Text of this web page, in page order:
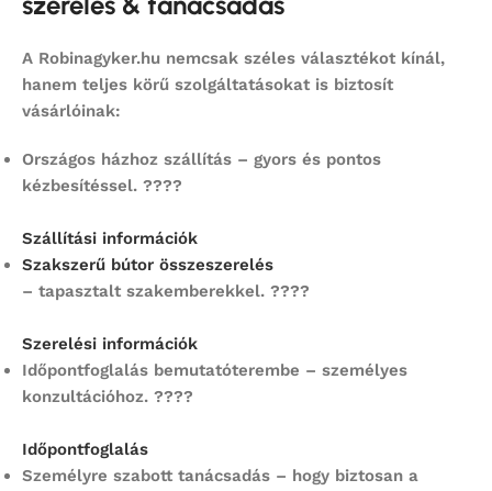
A Robinagyker.hu nemcsak széles választékot kínál,
hanem teljes körű szolgáltatásokat is biztosít
vásárlóinak:
Országos házhoz szállítás – gyors és pontos
kézbesítéssel. ????
Szállítási információk
Szakszerű bútor összeszerelés
– tapasztalt szakemberekkel. ????
Szerelési információk
Időpontfoglalás bemutatóterembe – személyes
konzultációhoz. ????
Időpontfoglalás
Személyre szabott tanácsadás – hogy biztosan a